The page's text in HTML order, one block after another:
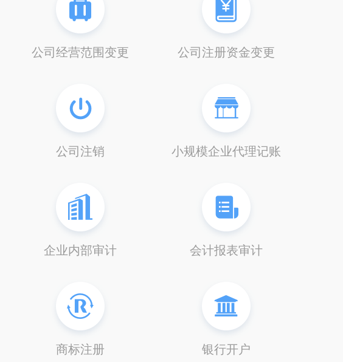
公司经营范围变更 公司注册资金变更
公司注销 小规模企业代理记账
企业内部审计 会计报表审计
商标注册 银行开户